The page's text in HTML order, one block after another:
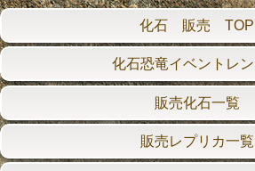
化石 販売 TOP
化石恐竜イベントレ
販売化石一覧
販売レプリカ一覧